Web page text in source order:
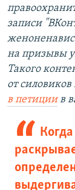
записи
на призывы
Такого
от
в петициив